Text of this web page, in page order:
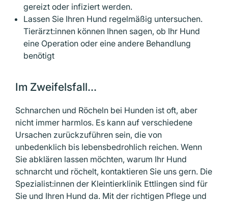
gereizt oder infiziert werden.
Lassen Sie Ihren Hund regelmäßig untersuchen.
Tierärzt:innen können Ihnen sagen, ob Ihr Hund
eine Operation oder eine andere Behandlung
benötigt
Im Zweifelsfall...
Schnarchen und Röcheln bei Hunden ist oft, aber
nicht immer harmlos. Es kann auf verschiedene
Ursachen zurückzuführen sein, die von
unbedenklich bis lebens­bedrohlich reichen. Wenn
Sie abklären lassen möchten, warum Ihr Hund
schnarcht und röchelt, kontaktieren Sie uns gern. Die
Spezialist:innen der Kleintierklinik Ettlingen sind für
Sie und Ihren Hund da. Mit der richtigen Pflege und